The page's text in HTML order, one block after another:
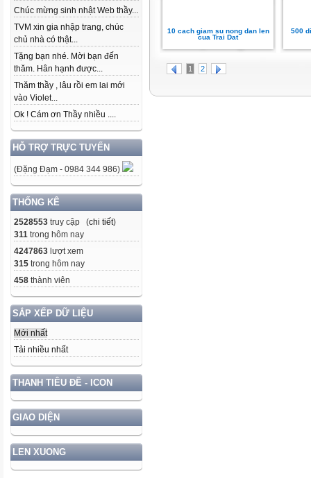
Chúc mừng sinh nhật Web thầy...
TVM xin gia nhập trang, chúc
chủ nhà có thật...
Tặng bạn nhé. Mời bạn đến
thăm. Hân hạnh được...
Thăm thầy , lâu rồi em lai mới
vào Violet...
Ok ! Cám ơn Thầy nhiều ....
HỖ TRỢ TRỰC TUYẾN
(Đặng Đạm - 0984 344 986)
THỐNG KÊ
2528553 truy cập (chi tiết)
311 trong hôm nay
4247863 lượt xem
315 trong hôm nay
458 thành viên
SẮP XẾP DỮ LIỆU
Mới nhất
Tải nhiều nhất
THANH TIÊU ĐỀ - ICON
GIAO DIỆN
LEN XUONG
10 cach giam su nong dan len
cua Trai Dat
500
1 2